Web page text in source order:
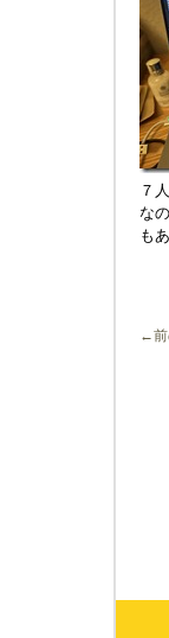
７
な
も
←前